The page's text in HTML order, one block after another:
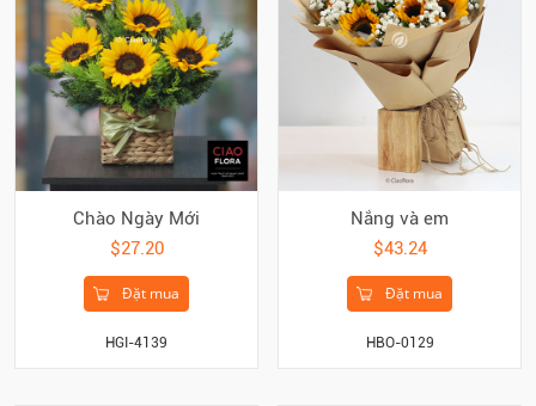
Chào Ngày Mới
$27.20
Đặt mua
HGI-4139
Nắng và em
$43.24
Đặt mua
HBO-0129